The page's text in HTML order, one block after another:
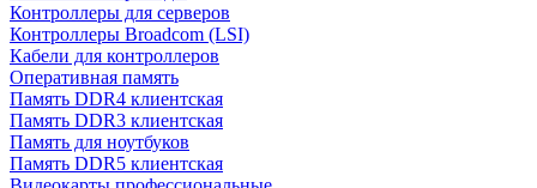
Контроллеры для серверов
Контроллеры Broadcom (LSI)
Кабели для контроллеров
Оперативная память
Память DDR4 клиентская
Память DDR3 клиентская
Память для ноутбуков
Память DDR5 клиентская